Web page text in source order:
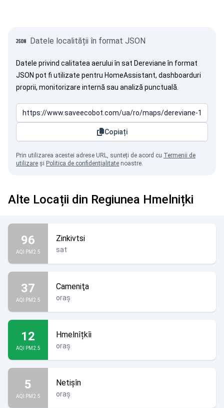
Datele localității în format JSON
Datele privind calitatea aerului în sat Dereviane în format
JSON pot fi utilizate pentru HomeAssistant, dashboarduri
proprii, monitorizare internă sau analiză punctuală.
Copiați
Prin utilizarea acestei adrese URL, sunteți de acord cu Termenii de
utilizare și Politica de confidențialitate noastre.
Alte Locații din Regiunea Hmelnițki
96
AQI PM2.5
Zinkivtsi
sat
37
AQI PM2.5
Cameniţa
oraș
12
AQI PM2.5
Hmelnîțkîi
oraș
5
AQI PM2.5
Netişîn
oraș